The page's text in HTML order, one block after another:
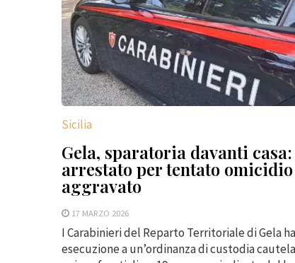
Sicilia
Gela, sparatoria davanti casa:
arrestato per tentato omicidio
aggravato
17 MARZO 2026
I Carabinieri del Reparto Territoriale di Gela
esecuzione a un’ordinanza di custodia